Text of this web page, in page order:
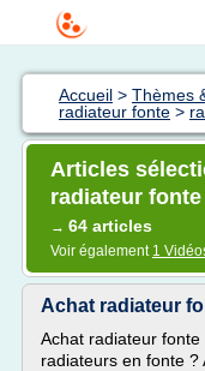
Accueil > Thèmes
radiateur fonte >
Articles
radiateur
→ 64 articles
Voir également 1
Achat radiateur
Achat radiateur
radiateurs en fonte